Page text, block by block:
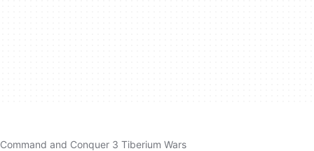
Command and Conquer 3 Tiberium Wars